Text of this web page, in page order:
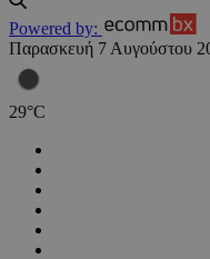
Powered by:
Παρασκευή 7 Αυγούστου
29°C